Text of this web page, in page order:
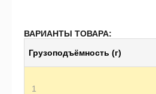
ВАРИАНТЫ ТОВАРА:
Грузоподъёмность (г)
1